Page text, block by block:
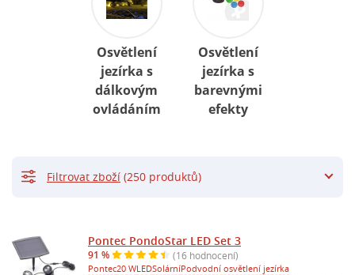
Osvětlení
jezírka s
dálkovým
ovládáním
Osvětlení
jezírka s
barevnými
efekty
Pontec PondoStar LED Set 3
91 % (16 hodnocení)
Pontec20 WLEDSolárníPodvodní osvětlení jezírka
Filtrovat zboží (250 produktů)